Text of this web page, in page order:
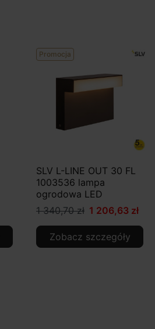
Promocja
SLV L-LINE OUT 30 FL
1003536 lampa
ogrodowa LED
1 340,70 zł 1 206,63 zł
Zobacz szczegóły